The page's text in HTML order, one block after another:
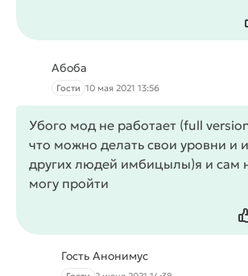
Абоба
Гости 10 мая 2021 13:56
Убого мод не работает (full
что можно делать свои уровни и
других людей имбицылы)я и сам
могу пройти
Гость Анонимус